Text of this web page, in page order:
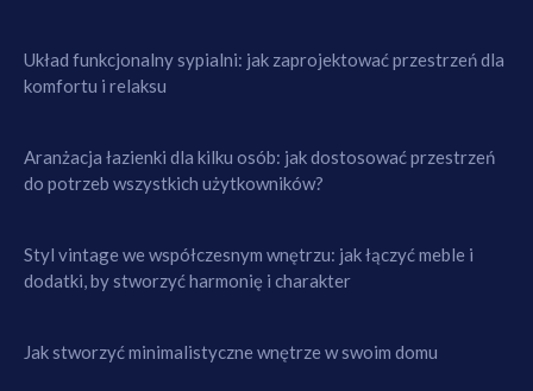
Układ funkcjonalny sypialni: jak zaprojektować przestrzeń dla
komfortu i relaksu
Aranżacja łazienki dla kilku osób: jak dostosować przestrzeń
do potrzeb wszystkich użytkowników?
Styl vintage we współczesnym wnętrzu: jak łączyć meble i
dodatki, by stworzyć harmonię i charakter
Jak stworzyć minimalistyczne wnętrze w swoim domu